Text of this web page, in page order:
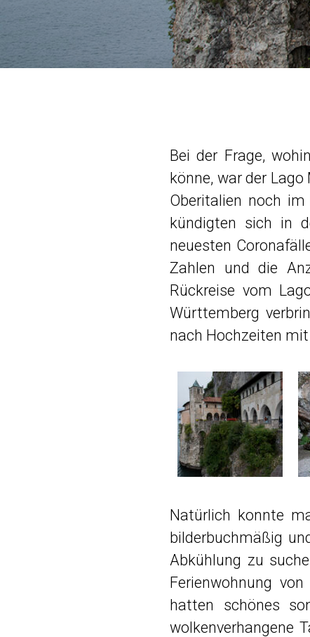
Bei der Frage,
könne, war der
Oberitalien noch
kündigten sich in
neuesten
Zahlen und die
Rückreise vom
Württemberg
nach Hochzeiten
Natürlich konnte
bilderbuchmäßig
Abkühlung zu
Ferienwohnung
hatten schönes
wolkenverhangene